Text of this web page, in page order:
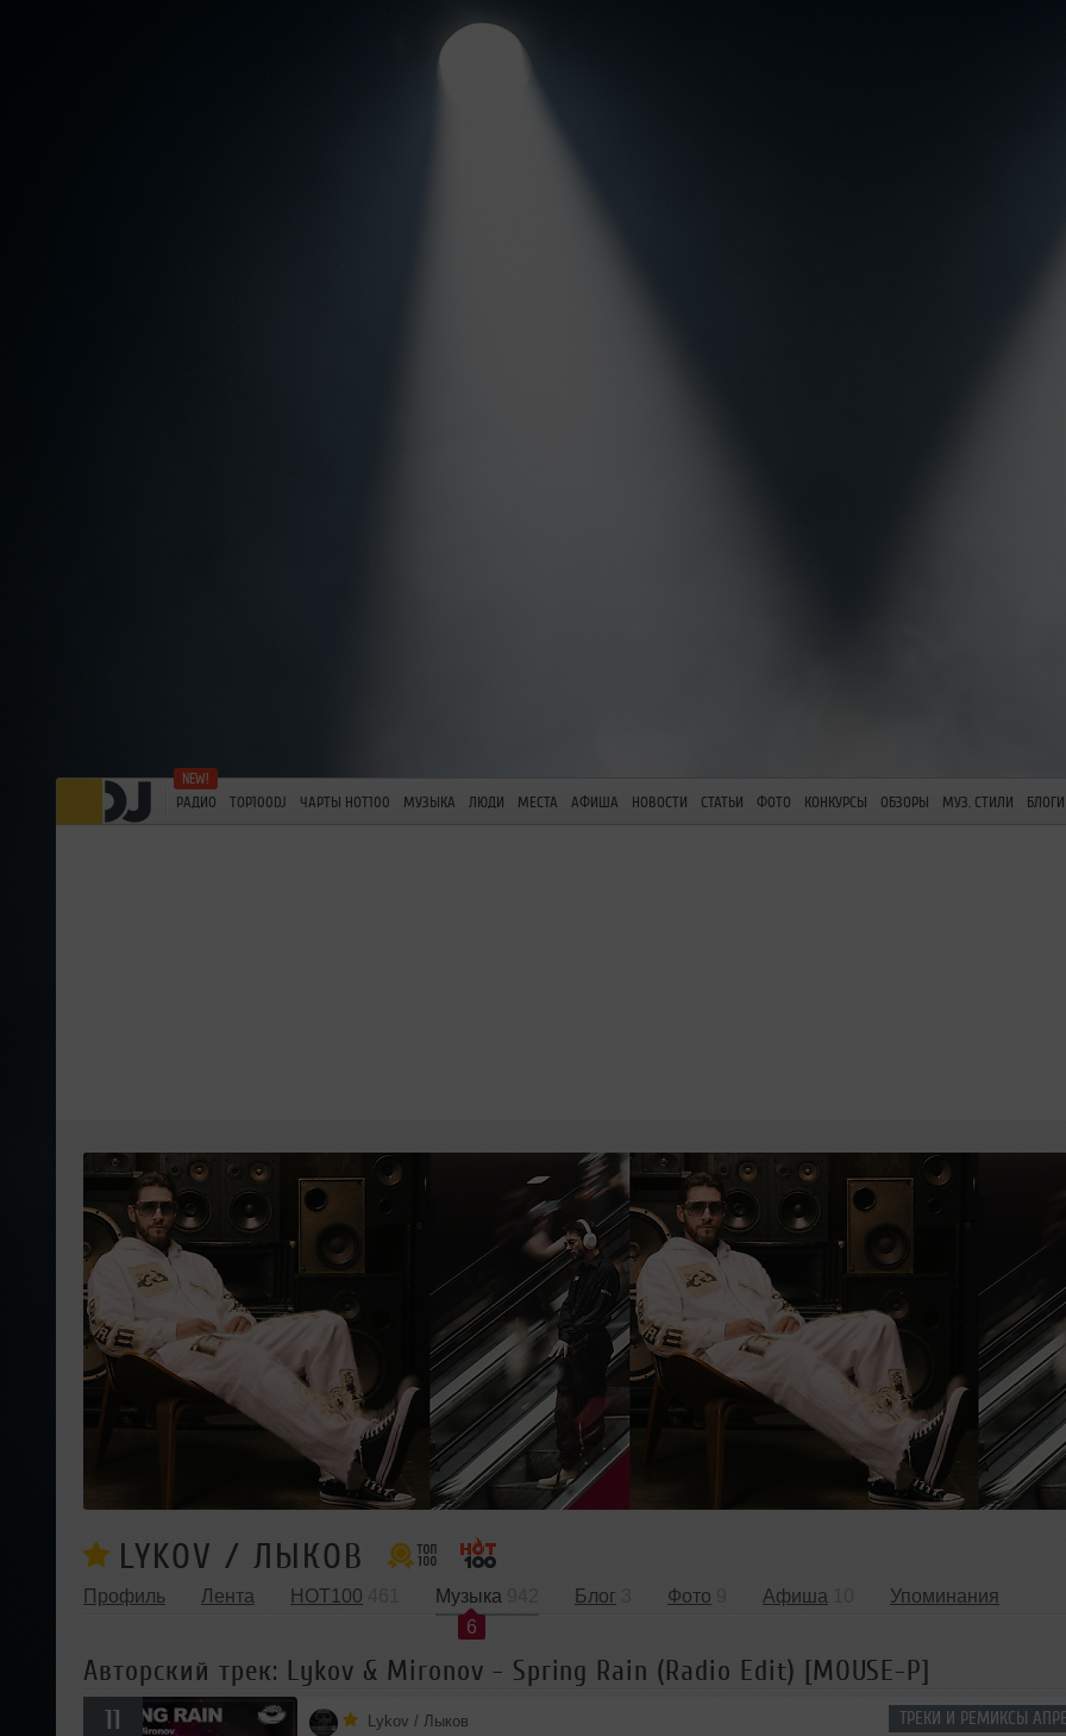
РАДИО TOP100DJ ЧАРТЫ HOT100 МУЗЫКА ЛЮДИ МЕСТА АФИША НОВОСТИ СТАТЬИ ФОТО КОНКУРСЫ ОБЗОРЫ МУЗ. СТИЛИ БЛОГИ
LYKOV / ЛЫКОВ
Профиль Лента HOT100
Музыка
6
Блог Фото Афиша Упоминания
Авторский трек: Lykov & Mironov - Spring Rain (Radio Edit) [MOUSE-P]
ТРЕКИ И РЕМИКСЫ
11 Lykov / Лыков